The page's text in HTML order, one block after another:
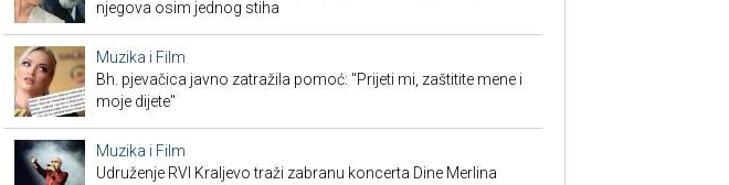
njegova osim jednog stiha
Muzika i Film
Bh. pjevačica javno zatražila pomoć: "Prijeti mi, zaštitite mene i
moje dijete"
Muzika i Film
Udruženje RVI Kraljevo traži zabranu koncerta Dine Merlina